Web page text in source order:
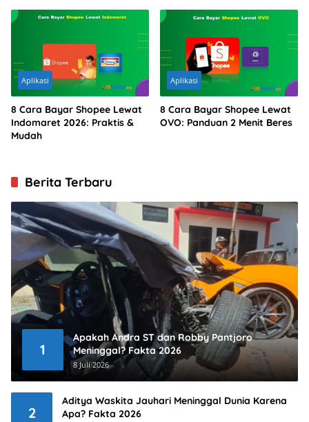
Aplikasi
8 Cara Bayar Shopee Lewat
Indomaret 2026: Praktis &
Mudah
Aplikasi
8 Cara Bayar Shopee Lewat
OVO: Panduan 2 Menit Beres
Berita Terbaru
1
Apakah Andra ST dan Robby Pantjoro
Meninggal? Fakta 2026
8 Juli 2026
2
Aditya Waskita Jauhari Meninggal Dunia Karena
Apa? Fakta 2026